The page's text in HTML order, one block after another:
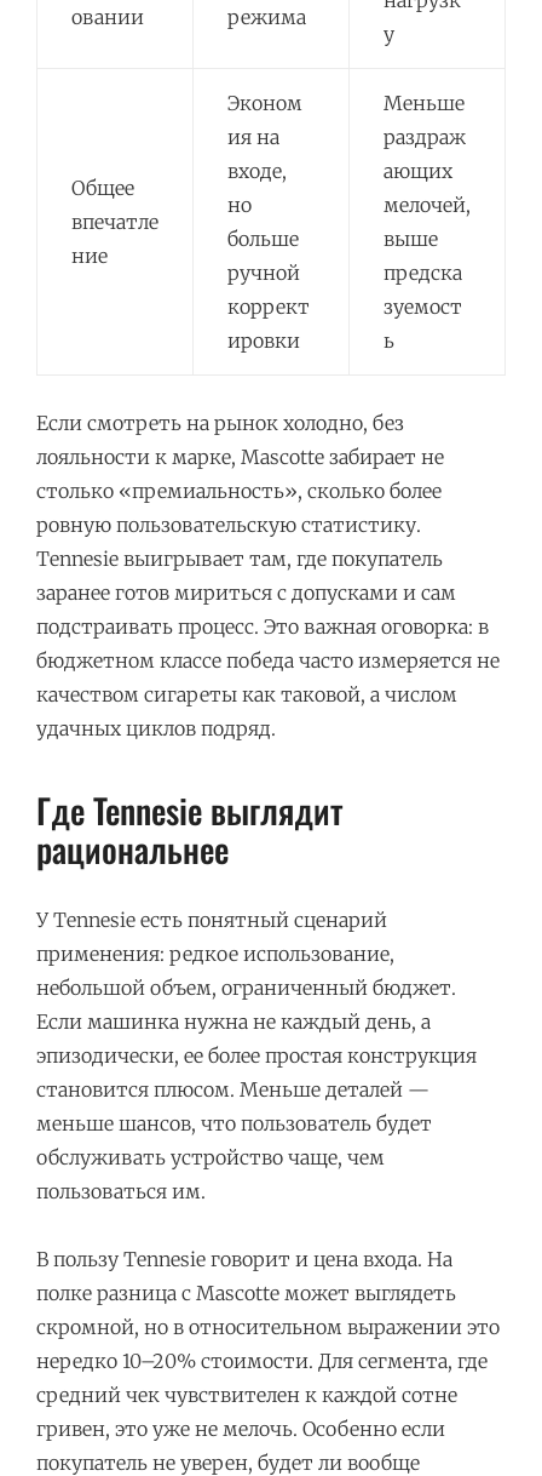
овании режима
у
Общее
впечатле
ние
Эконом
ия на
входе,
но
больше
ручной
коррект
ировки
Меньше
раздраж
ающих
мелочей,
выше
предска
зуемост
ь
Если смотреть на рынок холодно, без
лояльности к марке, Mascotte забирает не
столько «премиальность», сколько более
ровную пользовательскую статистику.
Tennesie выигрывает там, где покупатель
заранее готов мириться с допусками и сам
подстраивать процесс. Это важная оговорка: в
бюджетном классе победа часто измеряется не
качеством сигареты как таковой, а числом
удачных циклов подряд.
Где Tennesie выглядит
рациональнее
У Tennesie есть понятный сценарий
применения: редкое использование,
небольшой объем, ограниченный бюджет.
Если машинка нужна не каждый день, а
эпизодически, ее более простая конструкция
становится плюсом. Меньше деталей —
меньше шансов, что пользователь будет
обслуживать устройство чаще, чем
пользоваться им.
В пользу Tennesie говорит и цена входа. На
полке разница с Mascotte может выглядеть
скромной, но в относительном выражении это
нередко 10–20% стоимости. Для сегмента, где
средний чек чувствителен к каждой сотне
гривен, это уже не мелочь. Особенно если
покупатель не уверен, будет ли вообще